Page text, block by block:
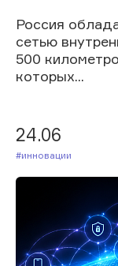
Россия
сетью
500
которых...
24.06
#Инновации